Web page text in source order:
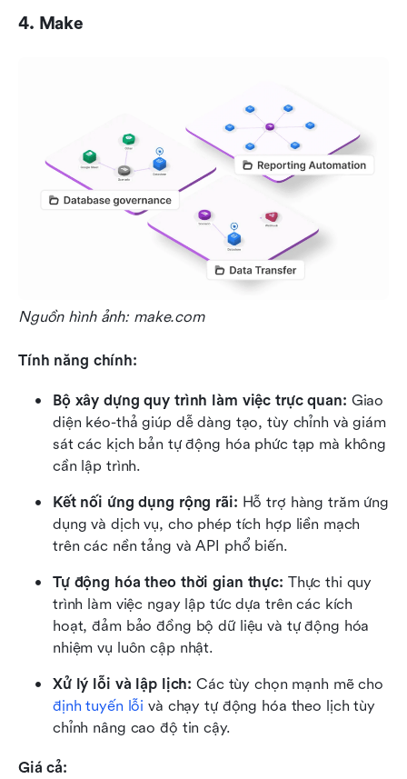
4. Make
Nguồn hình ảnh: make.com
Tính năng chính:
Bộ xây dựng quy trình làm việc trực quan: Giao
diện kéo-thả giúp dễ dàng tạo, tùy chỉnh và giám
sát các kịch bản tự động hóa phức tạp mà không
cần lập trình.
Kết nối ứng dụng rộng rãi: Hỗ trợ hàng trăm ứng
dụng và dịch vụ, cho phép tích hợp liền mạch
trên các nền tảng và API phổ biến.
Tự động hóa theo thời gian thực: Thực thi quy
trình làm việc ngay lập tức dựa trên các kích
hoạt, đảm bảo đồng bộ dữ liệu và tự động hóa
nhiệm vụ luôn cập nhật.
Xử lý lỗi và lập lịch:
định tuyến lỗi và chạy tự động hóa theo lịch tùy
chỉnh nâng cao độ tin cậy.
Giá cả: